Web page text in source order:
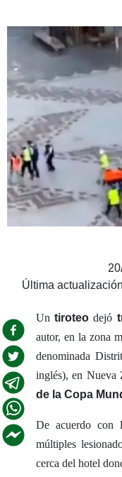
Última
Un tiroteo dejó
autor, en la zona
denominada
inglés), en Nueva
de la Copa
De acuerdo con
múltiples
cerca del hotel